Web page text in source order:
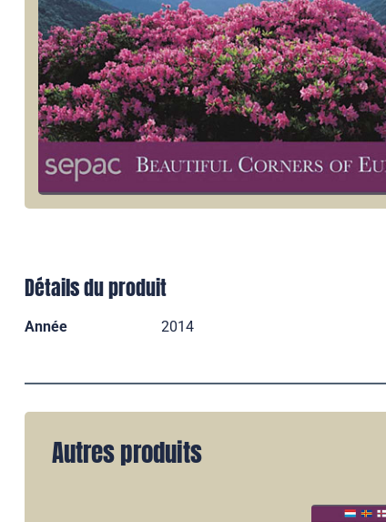
Détails du produit
Année 2014
Autres produits